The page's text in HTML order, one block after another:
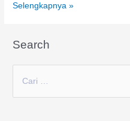
Selengkapnya »
Search
a